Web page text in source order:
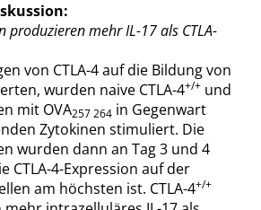
produzieren mehr IL-17 als CTLA-
von CTLA-4 auf die Bildung von
wurden naive CTLA-4+/+ und
mit OVA257 264 in Gegenwart
Zytokinen stimuliert. Die
wurden dann an Tag 3 und 4
CTLA-4-Expression auf der
am höchsten ist. CTLA-4+/+